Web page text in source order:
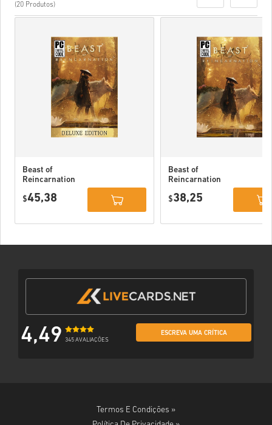
(20 Produtos)
Beast of
Reincarnation
PC (STEAM)
$45,38
Beast of
Reincarnation
$38,25
4,49 345 AVALIAÇÕES
ESCREVA UMA CRÍTICA
Termos E Condições »